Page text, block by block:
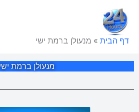
לתוכן
דף הבית » מנעולן ברמת ישי
מנעולן ברמת